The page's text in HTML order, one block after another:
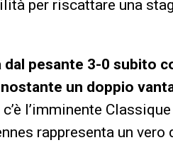
per riscattare una
pesante 3-0 subito
un doppio
l’imminente
rappresenta un vero